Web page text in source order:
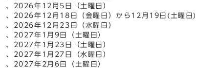
、2026年12月5日（土曜日）
、2026年12月18日（金曜日）から12月19日(土曜日)
、2026年12月23日（水曜日）
、2027年1月9日（土曜日）
、2027年1月23日（土曜日）
、2027年1月27日（水曜日）
、2027年2月6日（土曜日）